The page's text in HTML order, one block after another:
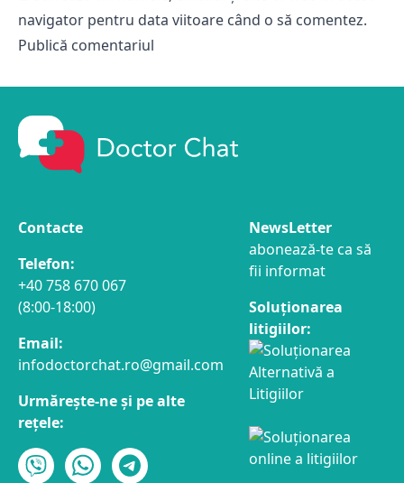
navigator pentru data viitoare când o să comentez.
Contacte
Telefon:
+40 758 670 067
(8:00-18:00)
Email:
infodoctorchat.ro@gmail.com
Urmărește-ne și pe alte
rețele:
NewsLetter
abonează-te ca să
fii informat
Soluționarea
litigiilor: